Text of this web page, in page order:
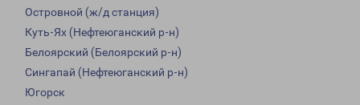
Островной (ж/д станция)
Куть-Ях (Нефтеюганский р-н)
Белоярский (Белоярский р-н)
Сингапай (Нефтеюганский р-н)
Югорск